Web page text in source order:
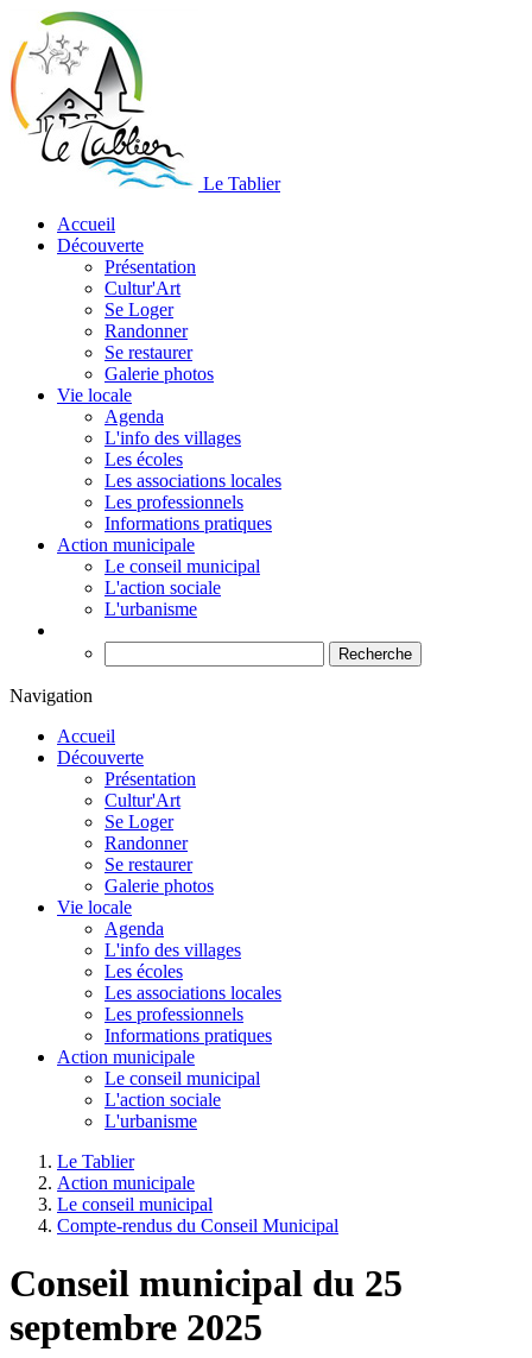
Le Tablier
Accueil
Découverte
Présentation
Cultur'Art
Se Loger
Randonner
Se restaurer
Galerie photos
Vie locale
Agenda
L'info des villages
Les écoles
Les associations locales
Les professionnels
Informations pratiques
Action municipale
Le conseil municipal
L'action sociale
L'urbanisme
Recherche
Navigation
Accueil
Découverte
Présentation
Cultur'Art
Se Loger
Randonner
Se restaurer
Galerie photos
Vie locale
Agenda
L'info des villages
Les écoles
Les associations locales
Les professionnels
Informations pratiques
Action municipale
Le conseil municipal
L'action sociale
L'urbanisme
Le Tablier
Action municipale
Le conseil municipal
Compte-rendus du Conseil Municipal
Conseil municipal du 25
septembre 2025